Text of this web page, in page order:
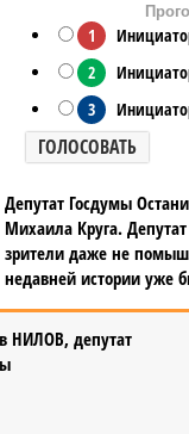
1
2
3
ГОЛОСОВАТЬ
Депутат Госдумы
Михаила Круга.
зрители даже не
недавней истории уже
НИЛОВ, депутат